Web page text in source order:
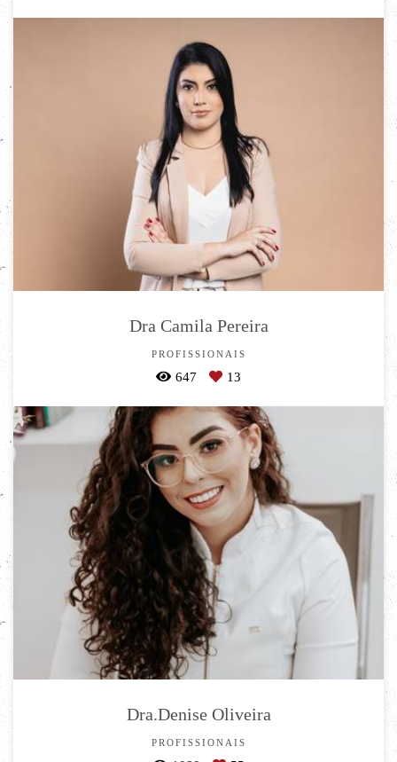
Dra Camila Pereira
PROFISSIONAIS
647 13
Dra.Denise Oliveira
PROFISSIONAIS